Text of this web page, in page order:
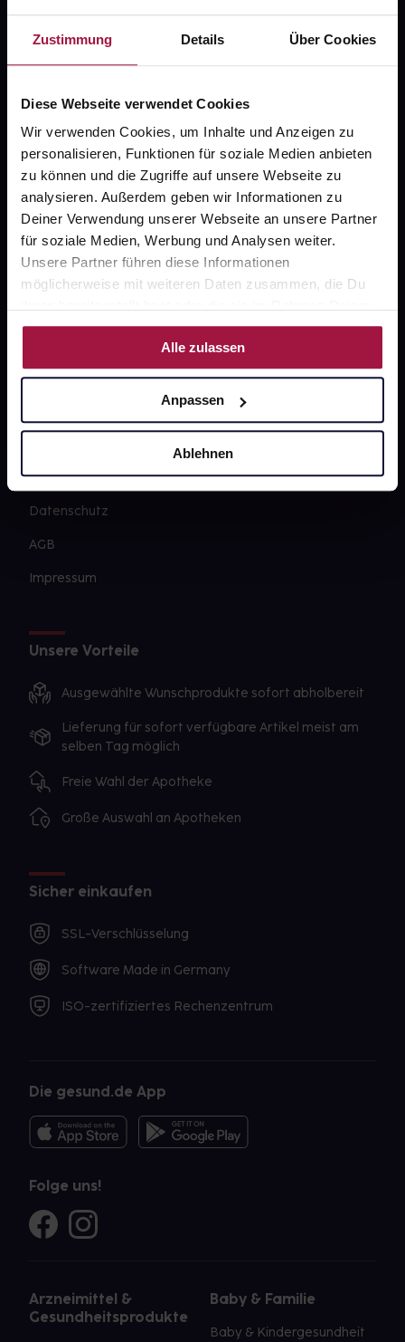
Zustimmung Details Über Cookies
Diese Webseite verwendet Cookies
Wir verwenden Cookies, um Inhalte und Anzeigen zu
personalisieren, Funktionen für soziale Medien anbieten
zu können und die Zugriffe auf unsere Webseite zu
analysieren. Außerdem geben wir Informationen zu
Deiner Verwendung unserer Webseite an unsere Partner
für soziale Medien, Werbung und Analysen weiter.
Unsere Partner führen diese Informationen
möglicherweise mit weiteren Daten zusammen, die Du
Nutzung der Dienste gesammelt haben.
Alle zulassen
Anpassen
Ablehnen
Fragen zu Deiner Bestellung?
Kontakt
FAQ
Widerrufsformular
gesund.de
Über uns
Karriere
Barrierefreiheitserklärung
Sanitätshäuser
Datenschutz
AGB
Impressum
Unsere Vorteile
Ausgewählte Wunschprodukte sofort abholbereit
Lieferung für sofort verfügbare Artikel meist am
selben Tag möglich
Freie Wahl der Apotheke
Große Auswahl an Apotheken
Sicher einkaufen
SSL-Verschlüsselung
Software Made in Germany
ISO-zertifiziertes Rechenzentrum
Die gesund.de App
Folge uns!
Arzneimittel &
Gesundheitsprodukte
Baby & Familie
Baby & Kindergesundheit